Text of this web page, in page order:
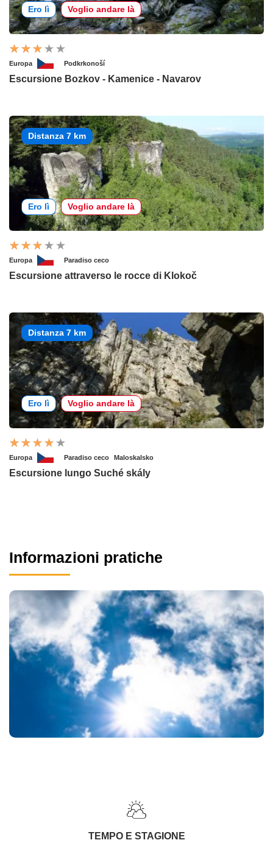
Ero lì Voglio andare là
Europa Podkrkonoší
Escursione Bozkov - Kamenice - Navarov
Distanza 7 km
Ero lì Voglio andare là
Europa Paradiso ceco
Escursione attraverso le rocce di Klokoč
Distanza 7 km
Ero lì Voglio andare là
Europa Paradiso ceco Maloskalsko
Escursione lungo Suché skály
Informazioni pratiche
TEMPO E STAGIONE